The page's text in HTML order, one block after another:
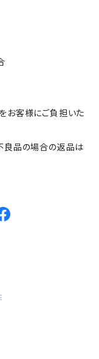
お客様にご負担いた
良品の場合の返品は